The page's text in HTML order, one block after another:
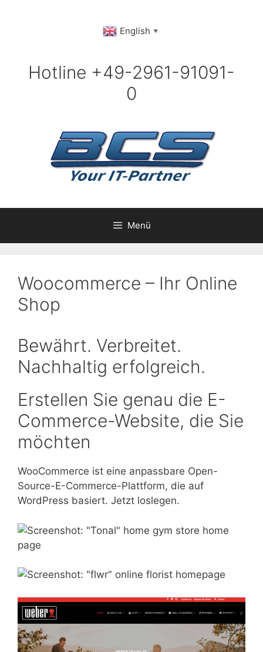
English ▼
Hotline +49-2961-91091-
0
Menü
Woocommerce – Ihr Online
Shop
Bewährt. Verbreitet.
Nachhaltig erfolgreich.
Erstellen Sie genau die E-
Commerce-Website, die Sie
möchten
WooCommerce ist eine anpassbare Open-
Source-E-Commerce-Plattform, die auf
WordPress basiert. Jetzt loslegen.